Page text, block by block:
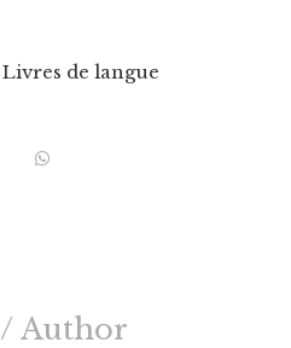
Livres de langue
Author